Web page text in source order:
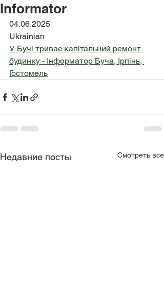
Informator
04.06.2025
Ukrainian
У Бучі триває капітальний ремонт
будинку - Інформатор Буча, Ірпінь,
Гостомель
Недавние посты Смотреть все